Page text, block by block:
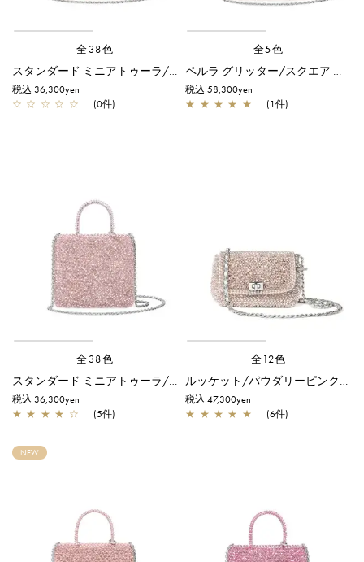
全38色
スタンダード ミニアトゥーラ/マットマゼンタ
税込 36,300yen
☆ ☆ ☆ ☆ ☆ (0件)
全5色
ペルラ グリッター/スクエア スモール/フラミンゴシルバー
税込 58,300yen
★ ★ ★ ★ ★ (1件)
全38色
スタンダード ミニアトゥーラ/フラミンゴシルバー
税込 36,300yen
★ ★ ★ ★ ☆ (5件)
全12色
ルッケット/パウダリーピンクシルバー
税込 47,300yen
★ ★ ★ ★ ★ (6件)
NEW